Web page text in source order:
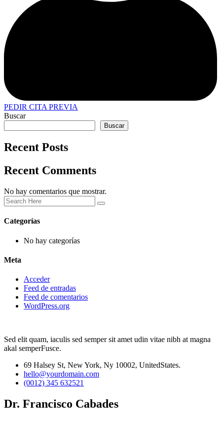
PEDIR CITA PREVIA
Buscar
Buscar
Recent Posts
Recent Comments
No hay comentarios que mostrar.
Categorías
No hay categorías
Meta
Acceder
Feed de entradas
Feed de comentarios
WordPress.org
Sed elit quam, iaculis sed semper sit amet udin vitae nibh at magna
akal semperFusce.
69 Halsey St, New York, Ny 10002, UnitedStates.
hello@yourdomain.com
(0012) 345 632521
Dr. Francisco Cabades